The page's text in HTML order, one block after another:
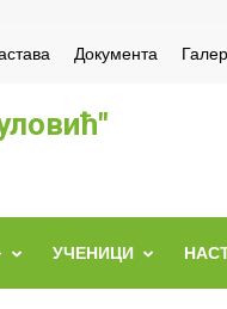
Документа
УЧЕНИЦИ